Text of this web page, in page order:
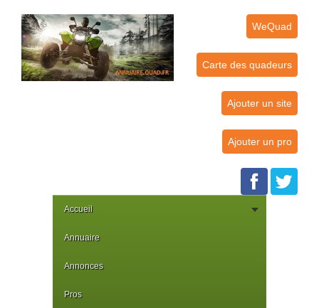
WeQuad
Carte des quadeurs
Ajouter un site
Ajouter un pro
Accueil
Annuaire
Annonces
Pros